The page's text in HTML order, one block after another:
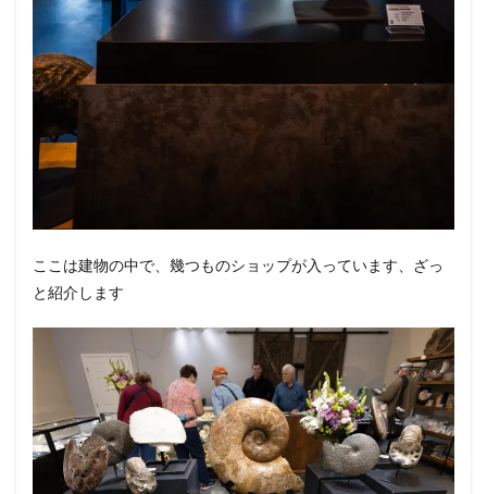
ここは建物の中で、幾つものショップが入っています、ざっ
と紹介します